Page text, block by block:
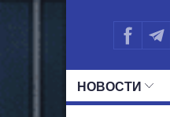
НОВОСТИ